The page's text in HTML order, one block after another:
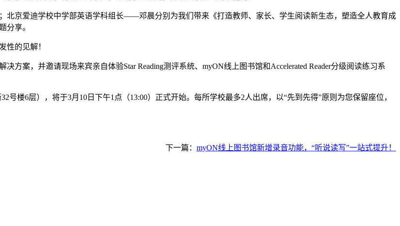
京爱迪学校中学部英语学科组长——邓晨分别为我们带来《打造教师、家长、学生阅读新生态，塑造全人教育成
分享。
性的见解！
方案，并邀请现场来宾亲自体验Star Reading测评系统、myON线上图书馆和Accelerated Reader分级阅读练习系
楼6层），将于3月10日下午1点（13:00）正式开始。每所学校最多2人出席，以“先到先得”原则为您保留座位，
下一篇： myON线上图书馆新增录音功能，“听说读写”一站式提升！